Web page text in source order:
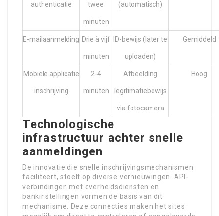
authenticatie twee
minuten
(automatisch)
E-mailaanmelding Drie à vijf
minuten
ID-bewijs (later te
uploaden)
Gemiddeld
Mobiele applicatie
inschrijving
2-4
minuten
Afbeelding
legitimatiebewijs
via fotocamera
Hoog
Technologische
infrastructuur achter snelle
aanmeldingen
De innovatie die snelle inschrijvingsmechanismen
faciliteert, stoelt op diverse vernieuwingen. API-
verbindingen met overheidsdiensten en
bankinstellingen vormen de basis van dit
mechanisme. Deze connecties maken het sites